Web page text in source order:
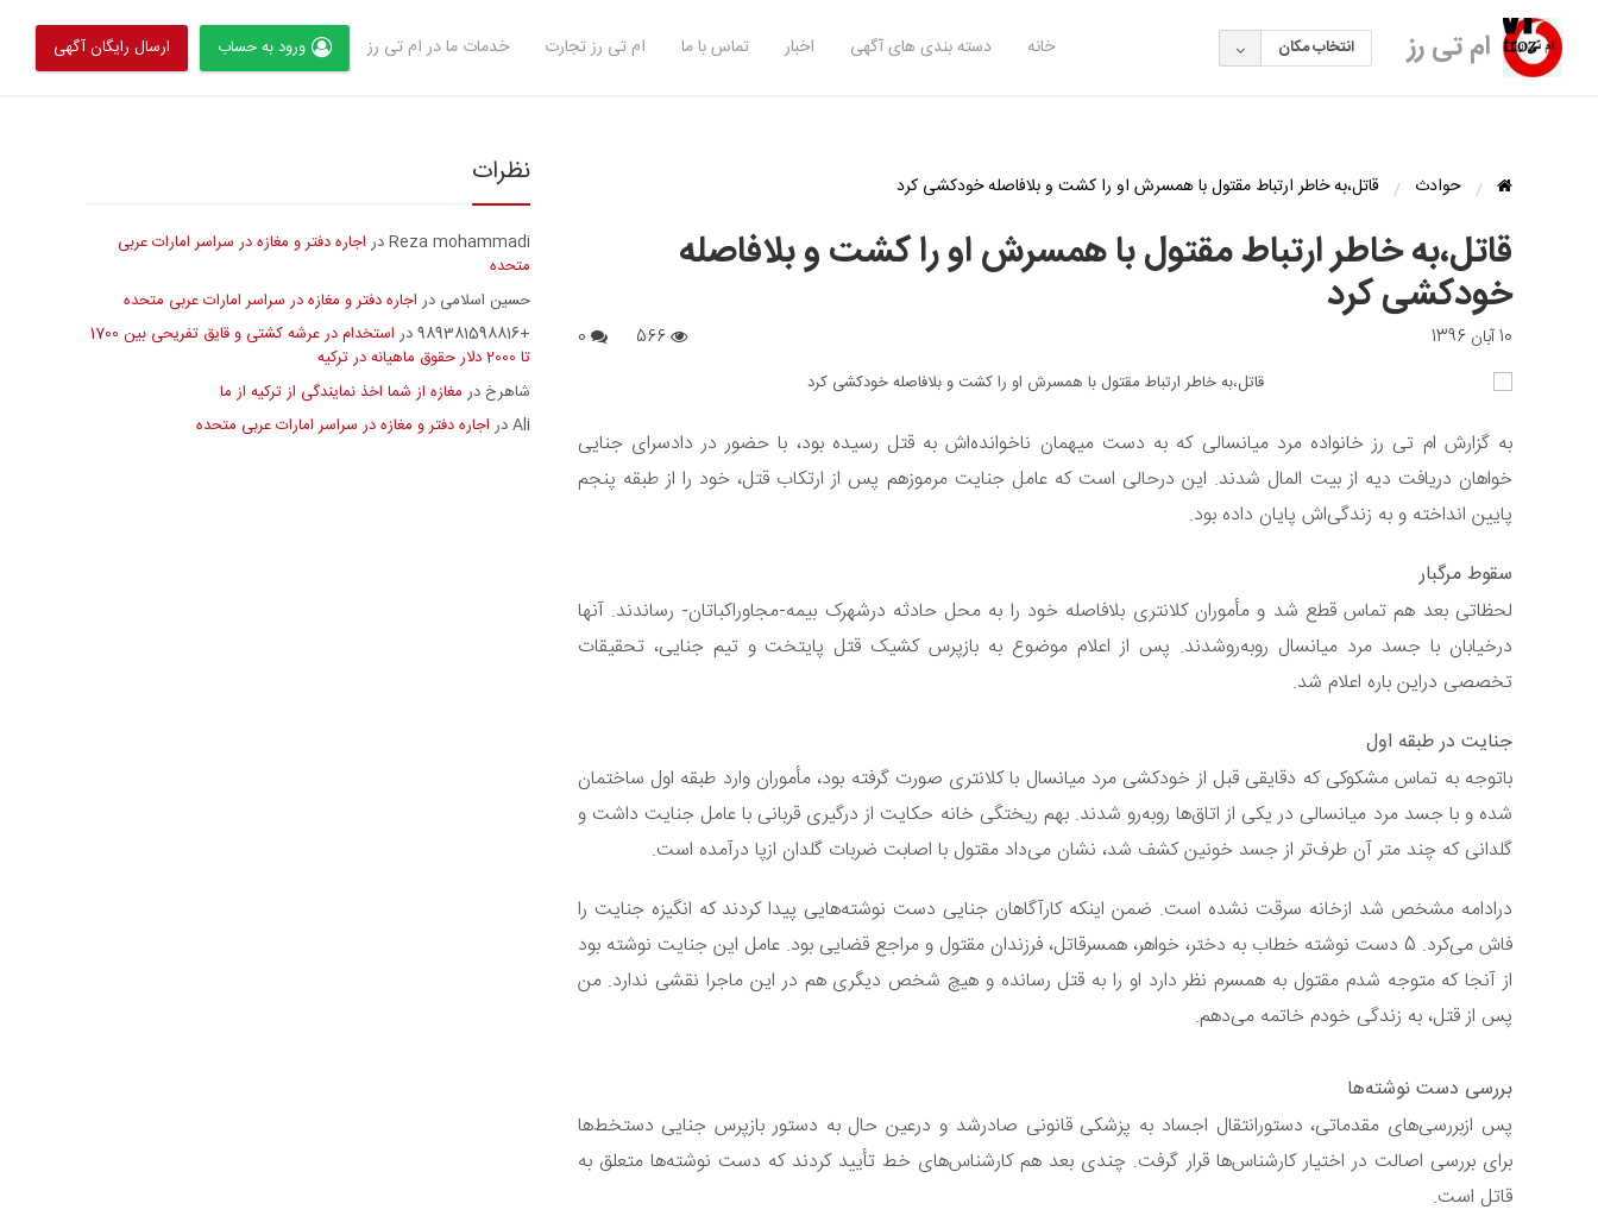
ام تی رز انتخاب مکان خانه دسته بندی های آگهی اخبار تماس با ما ام تی رز تجارت خدمات ما در ام تی رز ورود به حساب ارسال رایگان آگهی
حوادث قاتل،به خاطر ارتباط مقتول با همسرش او را کشت و بلافاصله خودکشی کرد
قاتل،به خاطر ارتباط مقتول با همسرش او را کشت و بلافاصله
خودکشی کرد
10 آبان 1396 566
به گزارش ام تی رز خانواده مرد میانسالی که به دست میهمان ناخوانده‌اش به قتل رسیده بود، با حضور در دادسرای جنایی
خواهان دریافت دیه از بیت المال شدند. این درحالی است که عامل جنایت مرموزهم پس از ارتکاب قتل، خود را از طبقه پنجم
پایین انداخته و به زندگی‌اش پایان داده بود.
سقوط مرگبار
لحظاتی بعد هم تماس قطع شد و مأموران کلانتری بلافاصله خود را به محل حادثه درشهرک بیمه-مجاوراکباتان- رساندند. آنها
درخیابان با جسد مرد میانسال روبه‌روشدند. پس از اعلام موضوع به بازپرس کشیک قتل پایتخت و تیم جنایی، تحقیقات
تخصصی دراین باره اعلام شد.
جنایت در طبقه اول
باتوجه به تماس مشکوکی که دقایقی قبل از خودکشی مرد میانسال با کلانتری صورت گرفته بود، مأموران وارد طبقه اول ساختمان
شده و با جسد مرد میانسالی در یکی از اتاق‌ها روبه‌رو شدند. بهم ریختگی خانه حکایت از درگیری قربانی با عامل جنایت داشت و
گلدانی که چند متر آن طرف‌تر از جسد خونین کشف شد، نشان می‌داد مقتول با اصابت ضربات گلدان ازپا درآمده است.
درادامه مشخص شد ازخانه سرقت نشده است. ضمن اینکه کارآگاهان جنایی دست نوشته‌هایی پیدا کردند که انگیزه جنایت را
فاش می‌کرد. 5 دست نوشته خطاب به دختر، خواهر، همسرقاتل، فرزندان مقتول و مراجع قضایی بود. عامل این جنایت نوشته بود
از آنجا که متوجه شدم مقتول به همسرم نظر دارد او را به قتل رسانده و هیچ شخص دیگری هم در این ماجرا نقشی ندارد. من
پس از قتل، به زندگی خودم خاتمه می‌دهم.
بررسی دست نوشته‌ها
پس ازبررسی‌های مقدماتی، دستورانتقال اجساد به پزشکی قانونی صادرشد و درعین حال به دستور بازپرس جنایی دستخط‌ها
برای بررسی اصالت در اختیار کارشناس‌ها قرار گرفت. چندی بعد هم کارشناس‌های خط تأیید کردند که دست نوشته‌ها متعلق به
قاتل است.
نظرات
Reza mohammadiدر اجاره دفتر و مغازه در سراسر امارات عربی
متحده
حسین اسلامی در اجاره دفتر و مغازه در سراسر امارات عربی متحده
+989381598816
در
استخدام در عرشه کشتی و قایق تفریحی بین 1700
تا 2000 دلار حقوق ماهیانه در ترکیه
شاهرخ در مغازه از شما اخذ نمایندگی از ترکیه از ما
Aliدر اجاره دفتر و مغازه در سراسر امارات عربی متحده